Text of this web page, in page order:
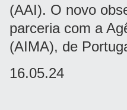
(AAI). O novo
parceria com a
(AIMA), de
16.05.24